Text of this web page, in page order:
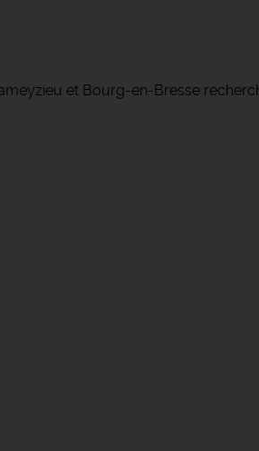
et Bourg-en-Bresse